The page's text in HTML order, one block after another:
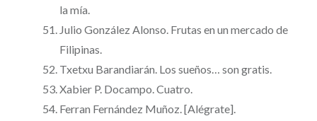
la mía.
Julio González Alonso. Frutas en un mercado de
Filipinas.
Txetxu Barandiarán. Los sueños… son gratis.
Xabier P. Docampo. Cuatro.
Ferran Fernández Muñoz. [Alégrate].